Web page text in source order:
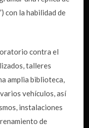
con la habilidad de
contra el
talleres
amplia biblioteca,
vehículos, así
instalaciones
de